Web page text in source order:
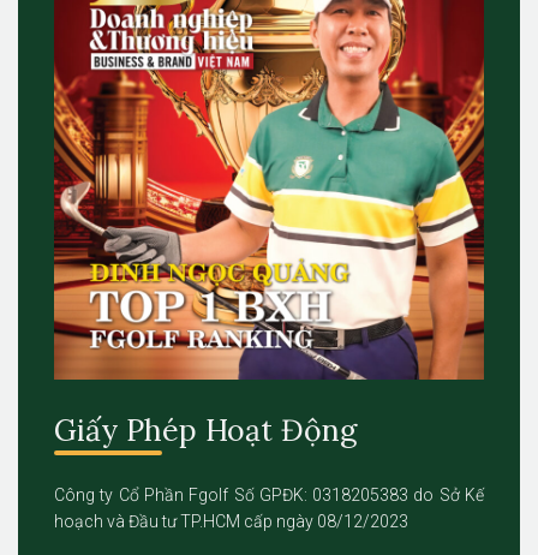
Giấy Phép Hoạt Động
Công ty Cổ Phần Fgolf Số GPĐK: 0318205383 do Sở Kế
hoạch và Đầu tư TP.HCM cấp ngày 08/12/2023